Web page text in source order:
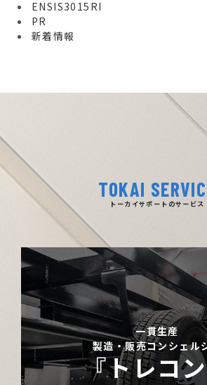
ENSIS3015RI
PR
新着情報
TOKAI
トーカイサポートのサービス
一貫生産
製造・販売コンシェル
『トレコ